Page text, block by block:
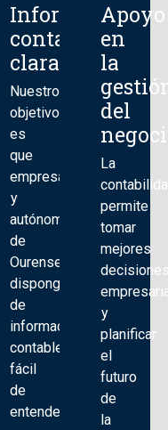
Información
contable
clara
Nuestro
objetivo
es
que
empresas
y
autónomos
de
Ourense
dispongan
de
información
contable
fácil
de
entender.
Apoyo
en
la
del
La
permite
tomar
mejores
y
planificar
el
futuro
de
la